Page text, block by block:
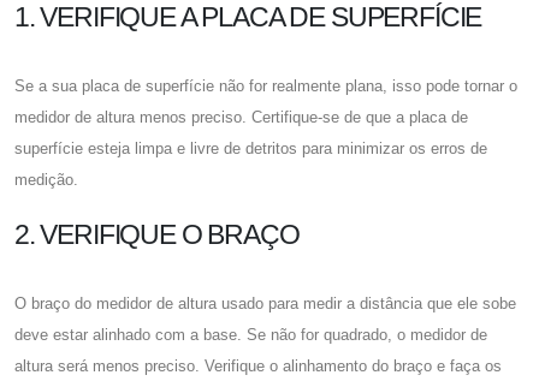
1. VERIFIQUE A PLACA DE SUPERFÍCIE
Se a sua placa de superfície não for realmente plana, isso pode tornar o
medidor de altura menos preciso. Certifique-se de que a placa de
superfície esteja limpa e livre de detritos para minimizar os erros de
medição.
2. VERIFIQUE O BRAÇO
O braço do medidor de altura usado para medir a distância que ele sobe
deve estar alinhado com a base. Se não for quadrado, o medidor de
altura será menos preciso. Verifique o alinhamento do braço e faça os